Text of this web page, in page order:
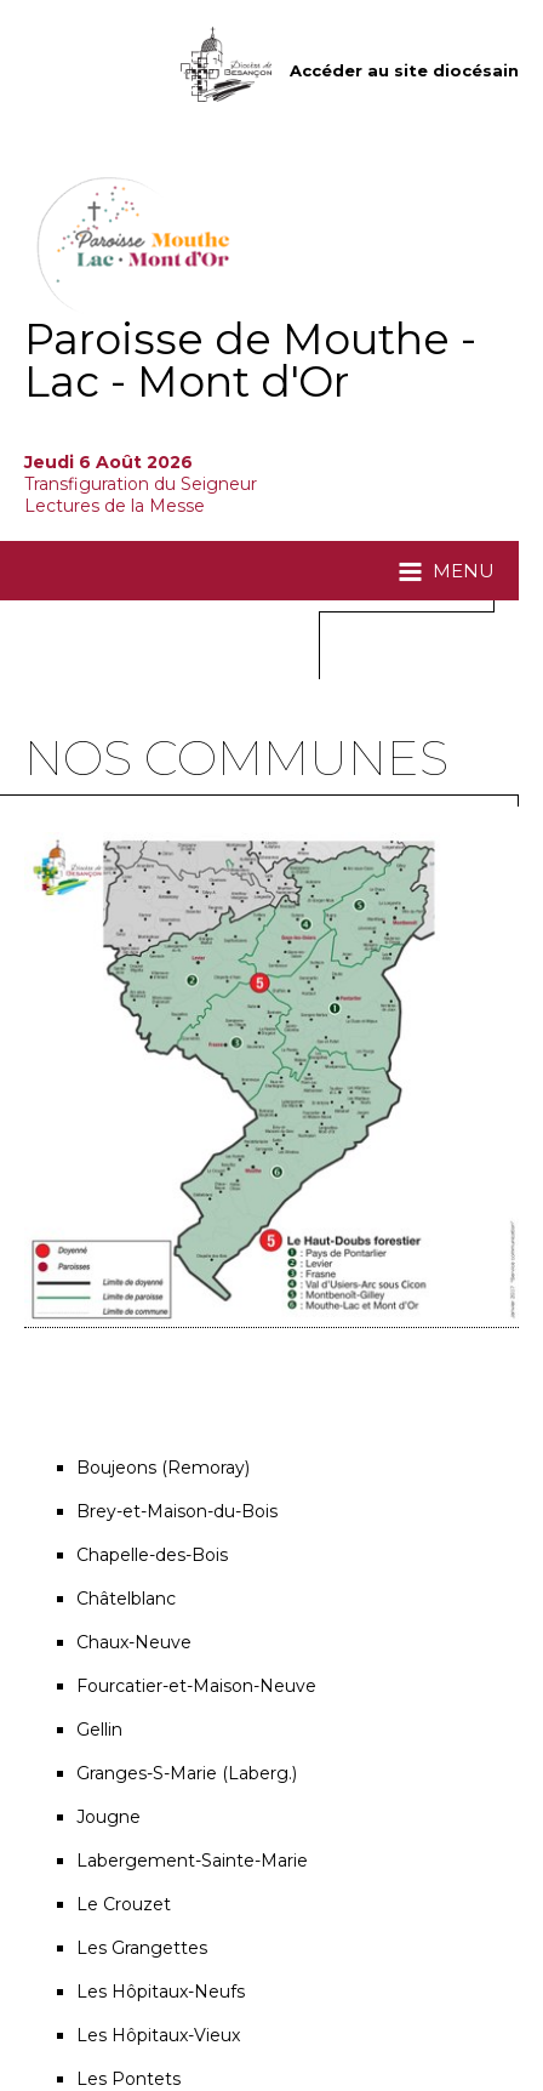
Accéder au site diocésain
Paroisse de Mouthe -
Lac - Mont d'Or
Jeudi 6 Août 2026
Transfiguration du Seigneur
Lectures de la Messe
MENU
NOS COMMUNES
Boujeons (Remoray)
Brey-et-Maison-du-Bois
Chapelle-des-Bois
Châtelblanc
Chaux-Neuve
Fourcatier-et-Maison-Neuve
Gellin
Granges-S-Marie (Laberg.)
Jougne
Labergement-Sainte-Marie
Le Crouzet
Les Grangettes
Les Hôpitaux-Neufs
Les Hôpitaux-Vieux
Les Pontets